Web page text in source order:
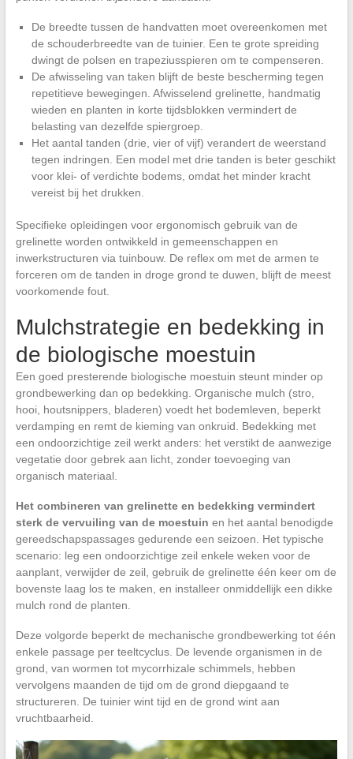
De breedte tussen de handvatten moet overeenkomen met
de schouderbreedte van de tuinier. Een te grote spreiding
dwingt de polsen en trapeziusspieren om te compenseren.
De afwisseling van taken blijft de beste bescherming tegen
repetitieve bewegingen. Afwisselend grelinette, handmatig
wieden en planten in korte tijdsblokken vermindert de
belasting van dezelfde spiergroep.
Het aantal tanden (drie, vier of vijf) verandert de weerstand
tegen indringen. Een model met drie tanden is beter geschikt
voor klei- of verdichte bodems, omdat het minder kracht
vereist bij het drukken.
Specifieke opleidingen voor ergonomisch gebruik van de
grelinette worden ontwikkeld in gemeenschappen en
inwerkstructuren via tuinbouw. De reflex om met de armen te
forceren om de tanden in droge grond te duwen, blijft de meest
voorkomende fout.
Mulchstrategie en bedekking in
de biologische moestuin
Een goed presterende biologische moestuin steunt minder op
grondbewerking dan op bedekking. Organische mulch (stro,
hooi, houtsnippers, bladeren) voedt het bodemleven, beperkt
verdamping en remt de kieming van onkruid. Bedekking met
een ondoorzichtige zeil werkt anders: het verstikt de aanwezige
vegetatie door gebrek aan licht, zonder toevoeging van
organisch materiaal.
Het combineren van grelinette en bedekking vermindert
sterk de vervuiling van de moestuin en het aantal benodigde
gereedschapspassages gedurende een seizoen. Het typische
scenario: leg een ondoorzichtige zeil enkele weken voor de
aanplant, verwijder de zeil, gebruik de grelinette één keer om de
bovenste laag los te maken, en installeer onmiddellijk een dikke
mulch rond de planten.
Deze volgorde beperkt de mechanische grondbewerking tot één
enkele passage per teeltcyclus. De levende organismen in de
grond, van wormen tot mycorrhizale schimmels, hebben
vervolgens maanden de tijd om de grond diepgaand te
structureren. De tuinier wint tijd en de grond wint aan
vruchtbaarheid.